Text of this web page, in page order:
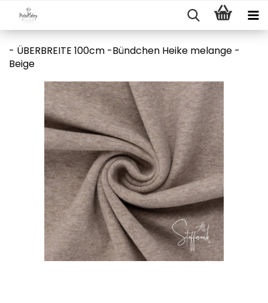
- ÜBERBREITE 100cm -Bündchen Heike melange -
Beige